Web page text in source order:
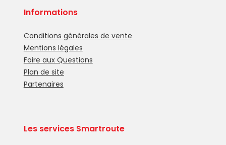
Informations
Conditions générales de vente
Mentions légales
Foire aux Questions
Plan de site
Partenaires
Les services Smartroute